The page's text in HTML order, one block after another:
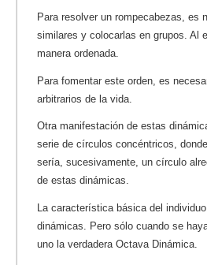
Para resolver un rompecabezas, es
similares y colocarlas en grupos. Al
manera ordenada.
Para fomentar este orden, es
arbitrarios de la vida.
Otra manifestación de estas
serie de círculos concéntricos,
sería, sucesivamente, un círculo
de estas dinámicas.
La característica básica del
dinámicas. Pero sólo cuando se
uno la verdadera Octava Dinámica.